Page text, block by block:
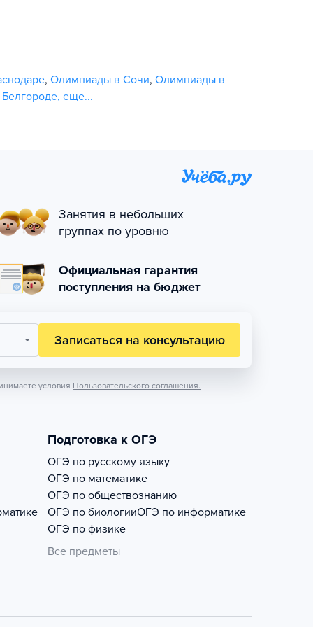
, Олимпиады в Сочи, Олимпиады в
, еще...
Занятия в небольших
группах по уровню
Официальная гарантия
поступления на бюджет
Записаться на консультацию
условия Пользовательского соглашения.
Подготовка к ОГЭ
ОГЭ по русскому языку
ОГЭ по математике
ОГЭ по обществознанию
ОГЭ по биологииОГЭ по информатике
ОГЭ по физике
Все предметы